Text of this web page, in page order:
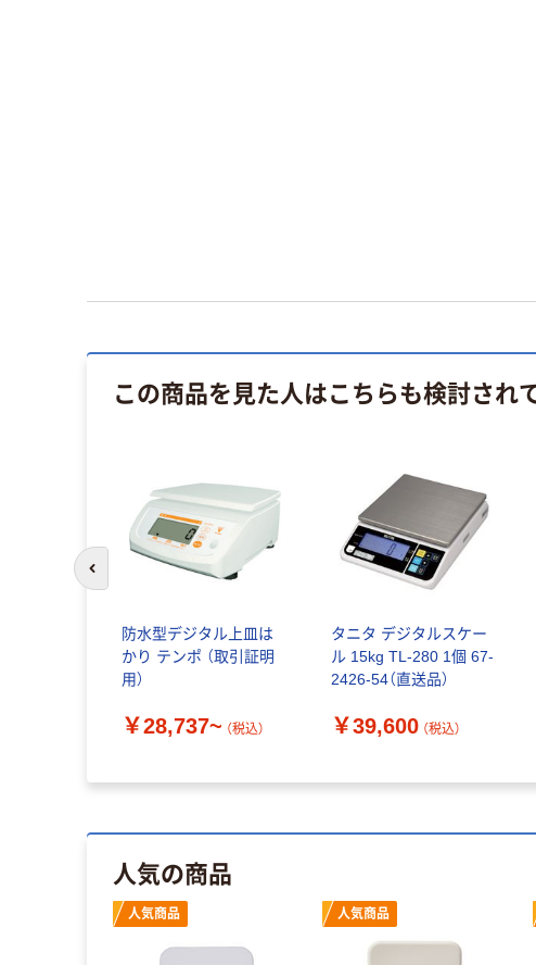
この商品を見た人はこちらも検討され
防水型デジタル上皿は
かり テンポ （取引証明
用）
￥28,737~ （税込）
タニタ デジタルスケー
ル 15kg TL-280 1個 67-
2426-54（直送品）
￥39,600 （税込）
前のスライドへ
人気の商品
人気商品 人気商品